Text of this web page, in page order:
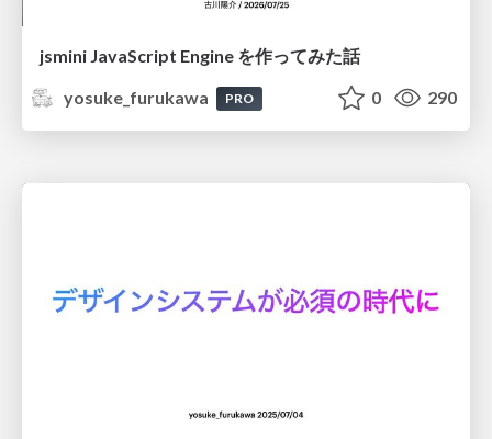
jsmini JavaScript Engine を作ってみた話
yosuke_furukawa
PRO 0 290